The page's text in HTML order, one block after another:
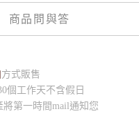
商品問與答
方式販售
個工作天不含假日
第一時間mail通知您